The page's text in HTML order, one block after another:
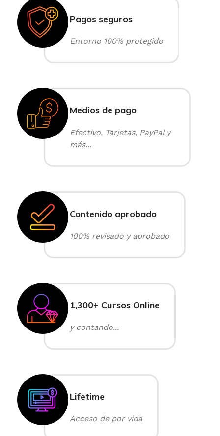
Pagos seguros
Entorno 100% protegido
Medios de pago
Efectivo, Tarjetas, PayPal y
más...
Contenido aprobado
100% revisado y aprobado
1,300+ Cursos Online
y contando...
Lifetime
Acceso de por vida